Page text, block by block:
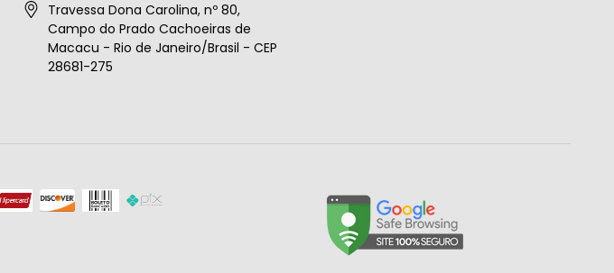
Travessa Dona Carolina, nº 80,
Campo do Prado Cachoeiras de
Macacu - Rio de Janeiro/Brasil - CEP
28681-275